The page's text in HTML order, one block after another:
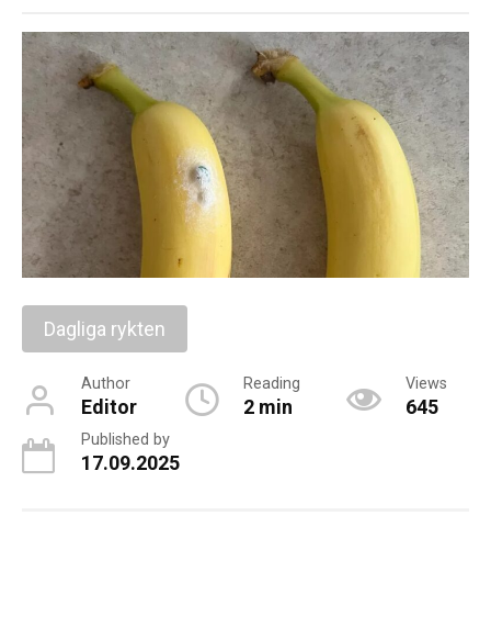
Dagliga rykten
Author
Editor
Reading
2 min
Views
645
Published by
17.09.2025